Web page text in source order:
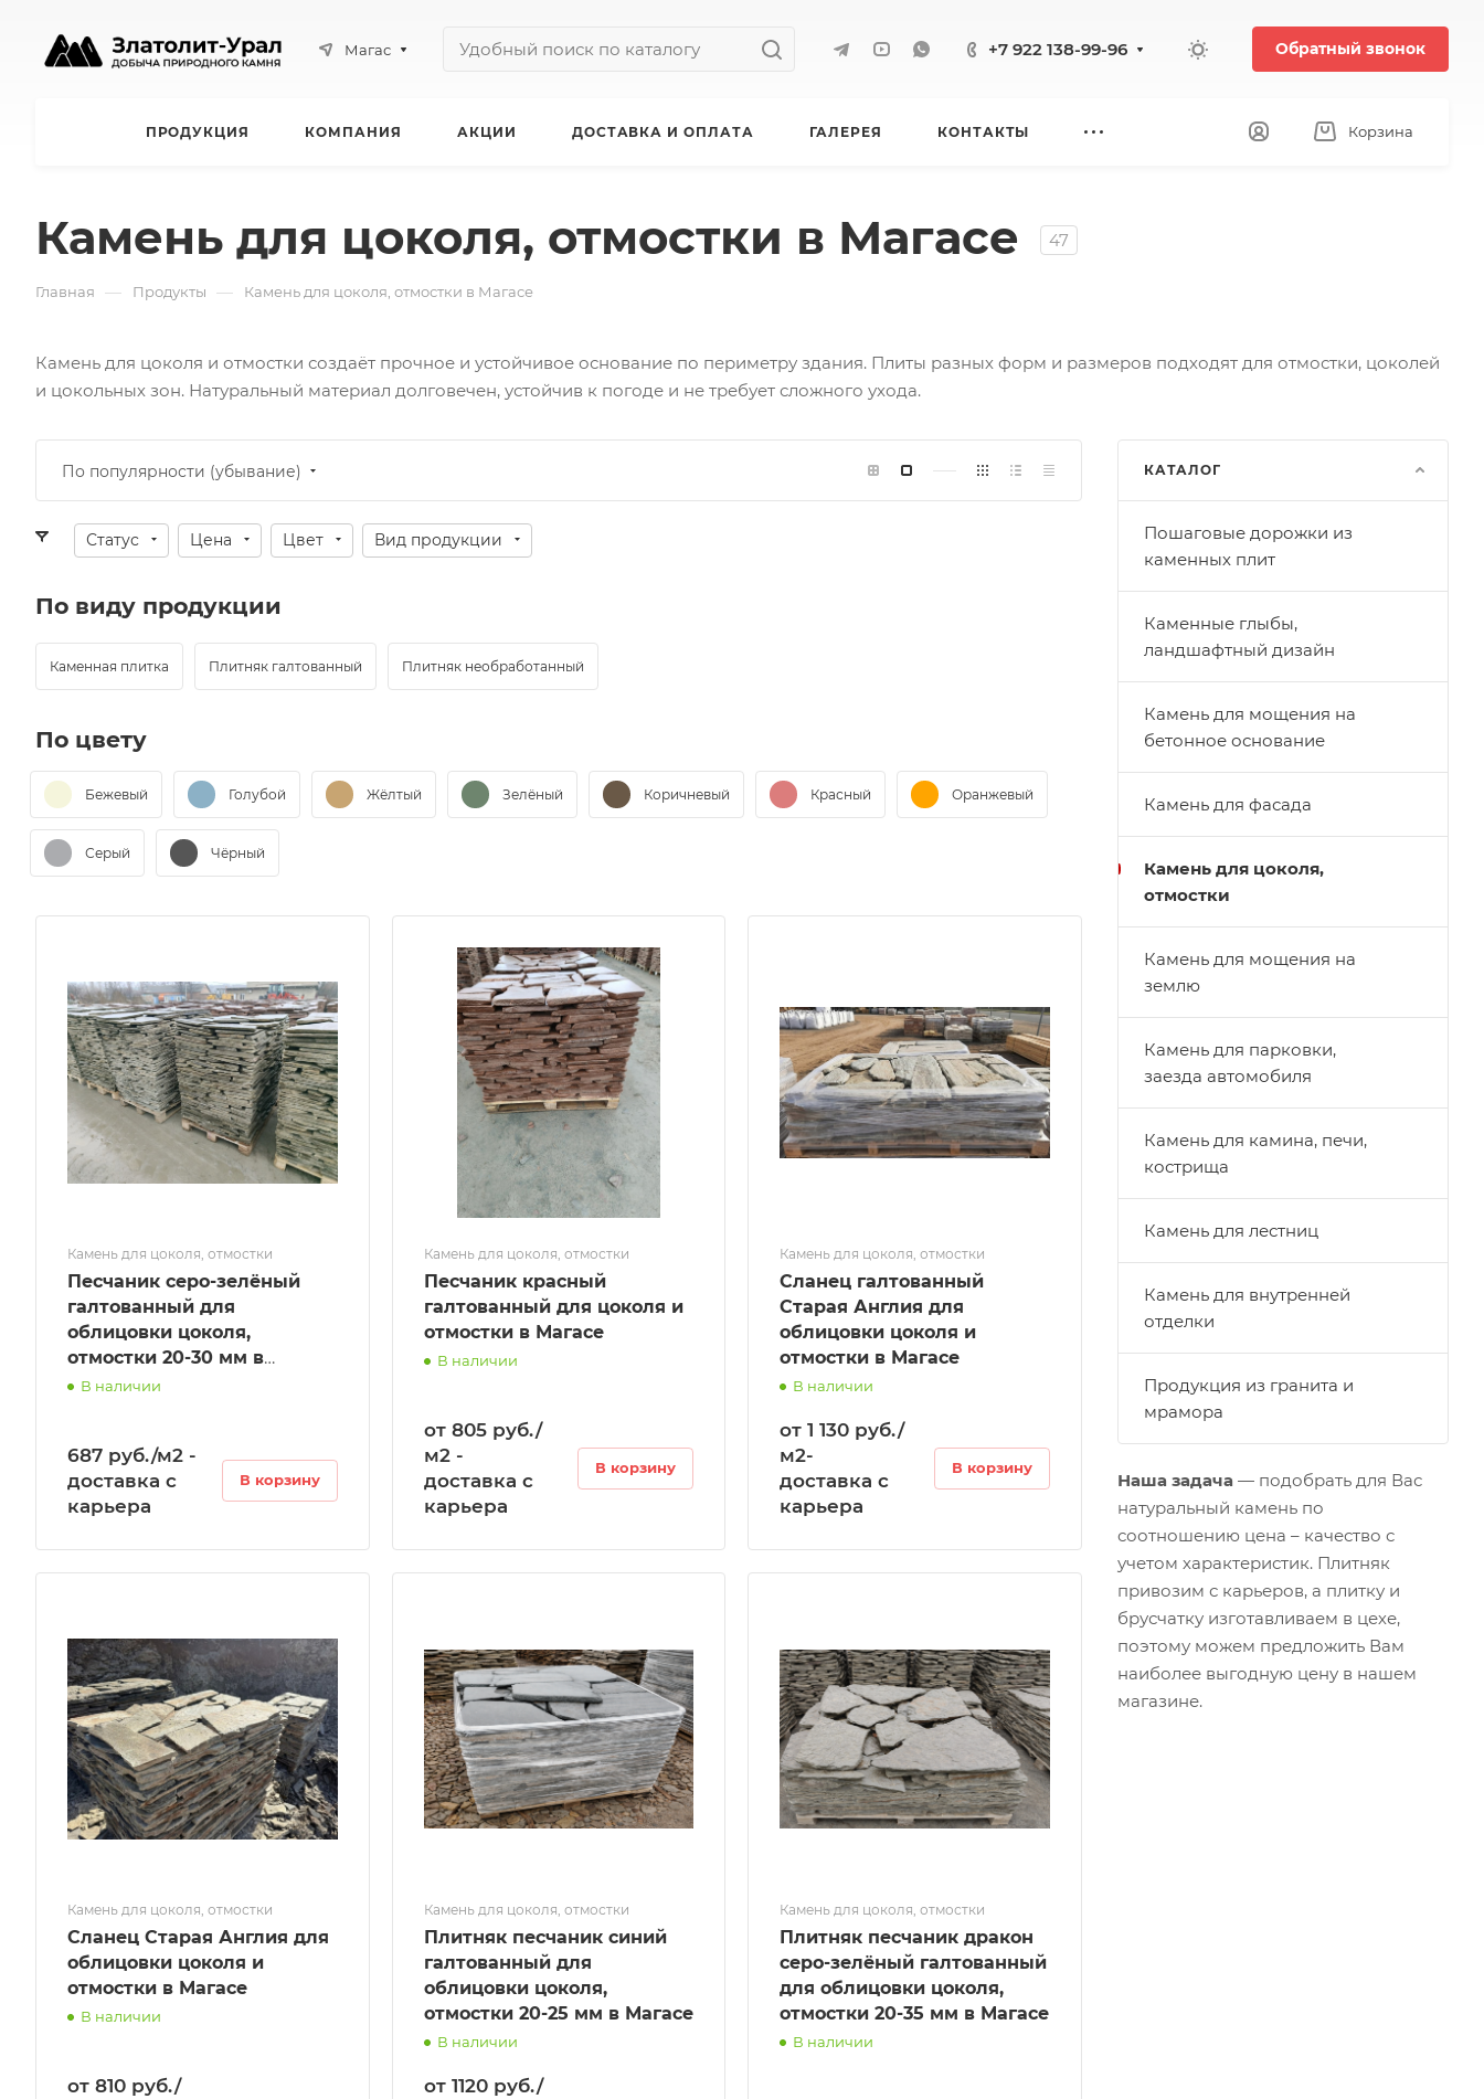
Магас +7 922 138-99-96 Обратный звонок
ПРОДУКЦИЯ КОМПАНИЯ АКЦИИ ДОСТАВКА И ОПЛАТА ГАЛЕРЕЯ КОНТАКТЫ Корзина
Камень для цоколя, отмостки в Магасе 47
Главная — Продукты — Камень для цоколя, отмостки в Магасе
Камень для цоколя и отмостки создаёт прочное и устойчивое основание по периметру здания. Плиты разных форм и размеров подходят для отмостки, цоколей
и цокольных зон. Натуральный материал долговечен, устойчив к погоде и не требует сложного ухода.
По популярности (убывание)
Статус Цена Цвет Вид продукции
По виду продукции
Каменная плитка Плитняк галтованный Плитняк необработанный
По цвету
Бежевый Голубой Жёлтый Зелёный Коричневый Красный Оранжевый
Серый Чёрный
Камень для цоколя, отмостки
Песчаник серо-зелёный
галтованный для
облицовки цоколя,
отмостки 20-30 мм в
Магасе
В наличии
687 руб./м2 -
доставка с
карьера
В корзину
Камень для цоколя, отмостки
Песчаник красный
галтованный для цоколя и
отмостки в Магасе
В наличии
от 805 руб./
м2 -
доставка с
карьера
В корзину
Камень для цоколя, отмостки
Сланец галтованный
Старая Англия для
облицовки цоколя и
отмостки в Магасе
В наличии
от 1 130 руб./
м2-
доставка с
карьера
В корзину
Камень для цоколя, отмостки
Сланец Старая Англия для
облицовки цоколя и
отмостки в Магасе
В наличии
от 810 руб./
Камень для цоколя, отмостки
Плитняк песчаник синий
галтованный для
облицовки цоколя,
отмостки 20-25 мм в Магасе
В наличии
от 1120 руб./
Камень для цоколя, отмостки
Плитняк песчаник дракон
серо-зелёный галтованный
для облицовки цоколя,
отмостки 20-35 мм в Магасе
В наличии
КАТАЛОГ
Пошаговые дорожки из
каменных плит
Каменные глыбы,
ландшафтный дизайн
Камень для мощения на
бетонное основание
Камень для фасада
Камень для цоколя,
отмостки
Камень для мощения на
землю
Камень для парковки,
заезда автомобиля
Камень для камина, печи,
кострища
Камень для лестниц
Камень для внутренней
отделки
Продукция из гранита и
мрамора
Наша задача — подобрать для Вас
натуральный камень по
соотношению цена – качество с
учетом характеристик. Плитняк
привозим с карьеров, а плитку и
брусчатку изготавливаем в цехе,
поэтому можем предложить Вам
наиболее выгодную цену в нашем
магазине.